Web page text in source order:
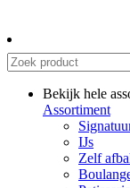
Bekijk hele
Assortiment
IJs
Zelf